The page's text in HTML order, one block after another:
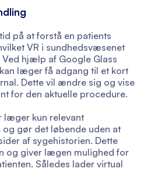
på at forstå en patients
VR i sundhedsvæsenet
hjælp af Google Glass
læger få adgang til et kort
Dette vil ændre sig og vise
for den aktuelle procedure.
læger kun relevant
gør det løbende uden at
af sygehistorien. Dette
og giver lægen mulighed for
Således lader virtual